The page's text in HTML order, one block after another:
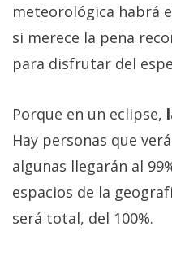
meteorológica habrá
si merece la pena
para disfrutar del
Porque en un eclipse,
Hay personas que
algunas llegarán al
espacios de la
será total, del 100%.